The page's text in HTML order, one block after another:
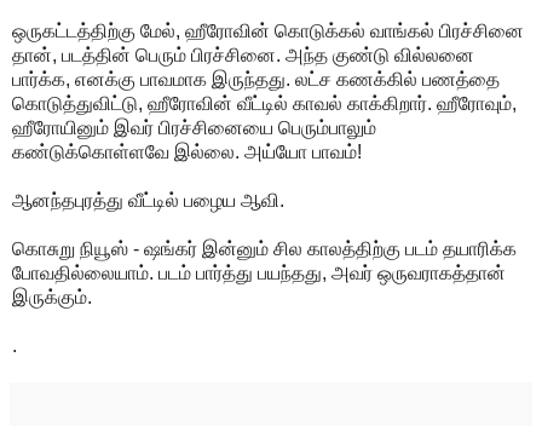
ஒருகட்டத்திற்கு மேல், ஹீரோவின் கொடுக்கல் வாங்கல் பிரச்சினை
தான், படத்தின் பெரும் பிரச்சினை. அந்த குண்டு வில்லனை
பார்க்க, எனக்கு பாவமாக இருந்தது. லட்ச கணக்கில் பணத்தை
கொடுத்துவிட்டு, ஹீரோவின் வீட்டில் காவல் காக்கிறார். ஹீரோவும்,
ஹீரோயினும் இவர் பிரச்சினையை பெரும்பாலும்
கண்டுக்கொள்ளவே இல்லை. அய்யோ பாவம்!
ஆனந்தபுரத்து வீட்டில் பழைய ஆவி.
கொசுறு நியூஸ் - ஷங்கர் இன்னும் சில காலத்திற்கு படம் தயாரிக்க
போவதில்லையாம். படம் பார்த்து பயந்தது, அவர் ஒருவராகத்தான்
இருக்கும்.
.